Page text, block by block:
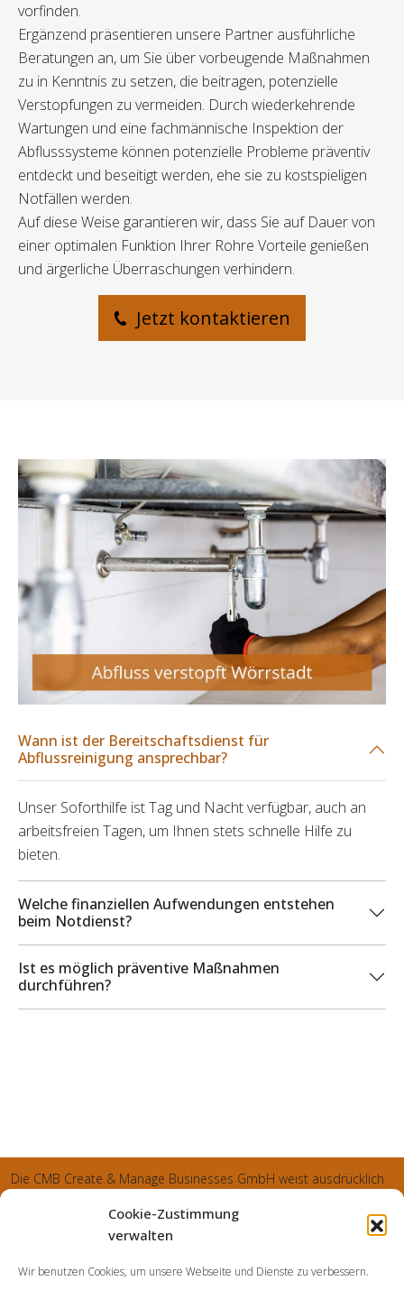
Cookie-Zustimmung
verwalten
Wir benutzen Cookies, um unsere Webseite und Dienste zu verbessern.
vorfinden.
Ergänzend präsentieren unsere Partner ausführliche
Beratungen an, um Sie über vorbeugende Maßnahmen
zu in Kenntnis zu setzen, die beitragen, potenzielle
Verstopfungen zu vermeiden. Durch wiederkehrende
Wartungen und eine fachmännische Inspektion der
Abflusssysteme können potenzielle Probleme präventiv
entdeckt und beseitigt werden, ehe sie zu kostspieligen
Notfällen werden.
Auf diese Weise garantieren wir, dass Sie auf Dauer von
einer optimalen Funktion Ihrer Rohre Vorteile genießen
und ärgerliche Überraschungen verhindern.
Jetzt kontaktieren
Wann ist der Bereitschaftsdienst für
Abflussreinigung ansprechbar?
Unser Soforthilfe ist Tag und Nacht verfügbar, auch an
arbeitsfreien Tagen, um Ihnen stets schnelle Hilfe zu
bieten.
Welche finanziellen Aufwendungen entstehen
beim Notdienst?
Ist es möglich präventive Maßnahmen
durchführen?
Die CMB Create & Manage Businesses GmbH weist ausdrücklich
und sämtliche generierte Aufträge an die SecuPart GmbH
weist nachdrücklich darauf hin, dass wir in manchen Ortschaften